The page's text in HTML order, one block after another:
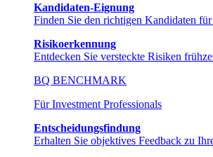
Kandidaten-Eignung
Finden Sie den richtigen Kandidaten
Risikoerkennung
Entdecken Sie versteckte Risiken
BQ BENCHMARK
Für Investment Professionals
Entscheidungsfindung
Erhalten Sie objektives Feedback zu